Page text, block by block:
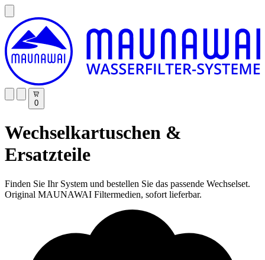
0
Wechselkartuschen &
Ersatzteile
Finden Sie Ihr System und bestellen Sie das passende Wechselset.
Original MAUNAWAI Filtermedien, sofort lieferbar.